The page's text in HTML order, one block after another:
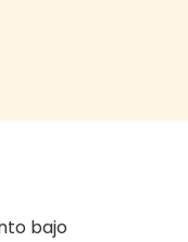
bajo